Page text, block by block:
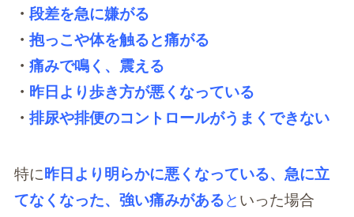
・ 段差を急に嫌がる
・ 抱っこや体を触ると痛がる
・ 痛みで鳴く、震える
・ 昨日より歩き方が悪くなっている
・ 排尿や排便のコントロールがうまくできない
特に 昨日より明らかに悪くなっている、急に立
てなくなった、強い痛みがあると いった場合